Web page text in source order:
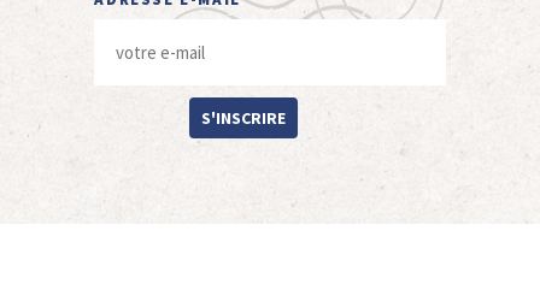
S'INSCRIRE